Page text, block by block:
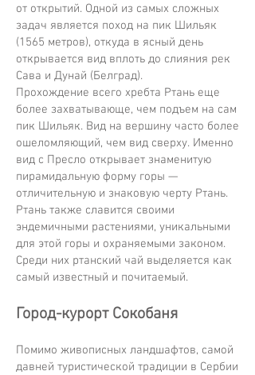
от открытий. Одной из самых сложных
задач является поход на пик Шильяк
(1565 метров), откуда в ясный день
открывается вид вплоть до слияния рек
Сава и Дунай (Белград).
Прохождение всего хребта Ртань еще
более захватывающе, чем подъем на сам
пик Шильяк. Вид на вершину часто более
ошеломляющий, чем вид сверху. Именно
вид с Пресло открывает знаменитую
пирамидальную форму горы —
отличительную и знаковую черту Ртань.
Ртань также славится своими
эндемичными растениями, уникальными
для этой горы и охраняемыми законом.
Среди них ртанский чай выделяется как
самый известный и почитаемый.
Город-курорт Сокобаня
Помимо живописных ландшафтов, самой
давней туристической традиции в Сербии